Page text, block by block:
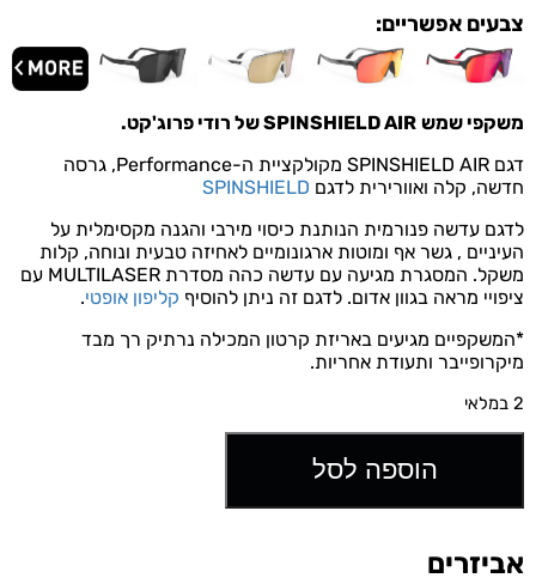
צבעים אפשריים:
משקפי שמש SPINSHIELD AIR של רודי פרוג'קט
.
דגם SPINSHIELD AIR מקולקציית
ה-Performance
, גרסה
חדשה, קלה ואוורירית לדגם SPINSHIELD
לדגם עדשה פנורמית הנותנת כיסוי מירבי והגנה מקסימלית על
העיניים , גשר אף ומוטות ארגונומיים לאחיזה טבעית ונוחה, קלות
משקל. המסגרת מגיעה עם עדשה כהה מסדרת MULTILASER עם
ציפויי מראה בגוון אדום. לדגם זה ניתן להוסיף קליפון אופטי.
*המשקפיים מגיעים באריזת קרטון המכילה נרתיק רך מבד
מיקרופייבר ותעודת אחריות.
2 במלאי
הוספה לסל
אביזרים